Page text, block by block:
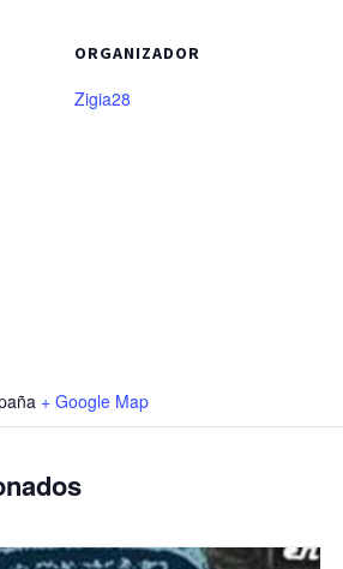
+ Google Map
ORGANIZADOR
Zigia28